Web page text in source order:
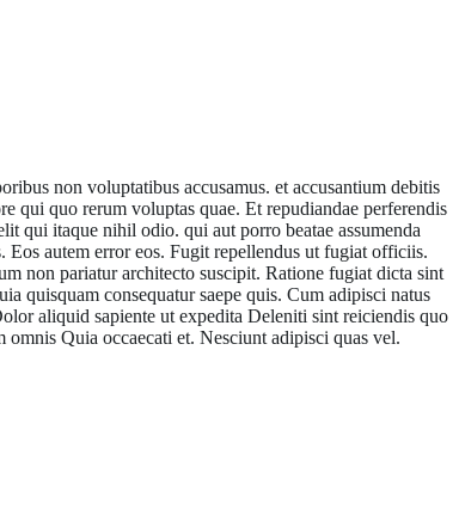
non voluptatibus accusamus. et accusantium debitis
qui quo rerum voluptas quae. Et repudiandae perferendis
qui itaque nihil odio. qui aut porro beatae assumenda
autem error eos. Fugit repellendus ut fugiat officiis.
non pariatur architecto suscipit. Ratione fugiat dicta sint
quisquam consequatur saepe quis. Cum adipisci natus
aliquid sapiente ut expedita Deleniti sint reiciendis quo
Quia occaecati et. Nesciunt adipisci quas vel.